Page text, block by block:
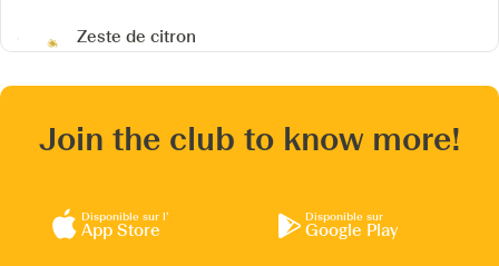
Zeste de citron
Join the club to know more!
Disponible sur l’
App Store
Disponible sur
Google Play